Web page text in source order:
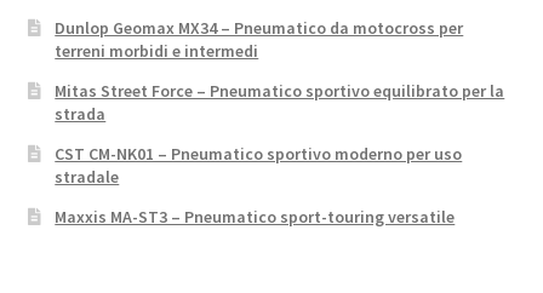
Dunlop Geomax MX34 – Pneumatico da motocross per
terreni morbidi e intermedi
Mitas Street Force – Pneumatico sportivo equilibrato per la
strada
CST CM-NK01 – Pneumatico sportivo moderno per uso
stradale
Maxxis MA-ST3 – Pneumatico sport-touring versatile